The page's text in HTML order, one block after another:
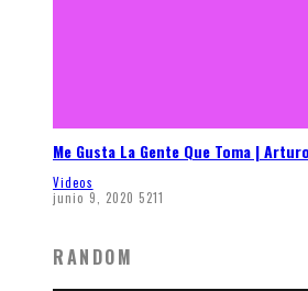
Me Gusta La Gente Que Toma |
Videos
junio 9, 2020 5211
RANDOM